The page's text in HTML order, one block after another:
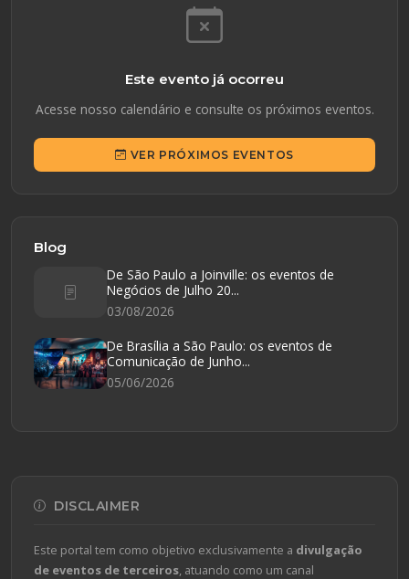
Este evento já ocorreu
Acesse nosso calendário e consulte os próximos eventos.
VER PRÓXIMOS EVENTOS
Blog
De São Paulo a Joinville: os eventos de
Negócios de Julho 20...
03/08/2026
De Brasília a São Paulo: os eventos de
Comunicação de Junho...
05/06/2026
DISCLAIMER
Este portal tem como objetivo exclusivamente a divulgação
de eventos de terceiros , atuando como um canal